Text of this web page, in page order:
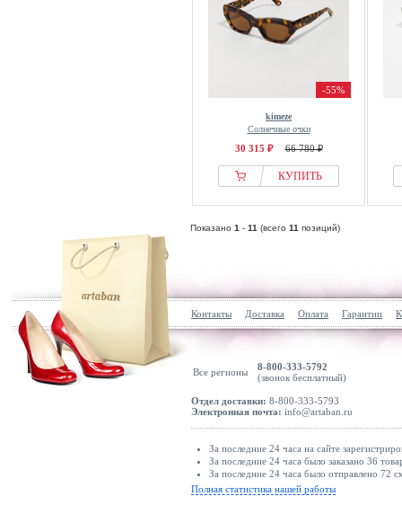
-55%
kimeze
Солнечные очки
30 315 ₽ 66 780 ₽
КУПИТЬ
Показано 1 - 11 (всего 11 позиций)
Контакты Доставка Оплата Гарантии
Все регионы
8-800-333-5792
(звонок бесплатный)
Отдел доставки: 8-800-333-5793
Электронная почта: info@artaban.ru
За последние 24 часа на сайте
За последние 24 часа было заказано 36
За последние 24 часа было отправлено 72
Полная статистика нашей работы